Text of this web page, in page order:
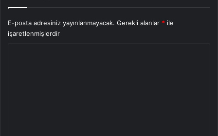
E-posta adresiniz yayınlanmayacak. Gerekli alanlar * ile
işaretlenmişlerdir